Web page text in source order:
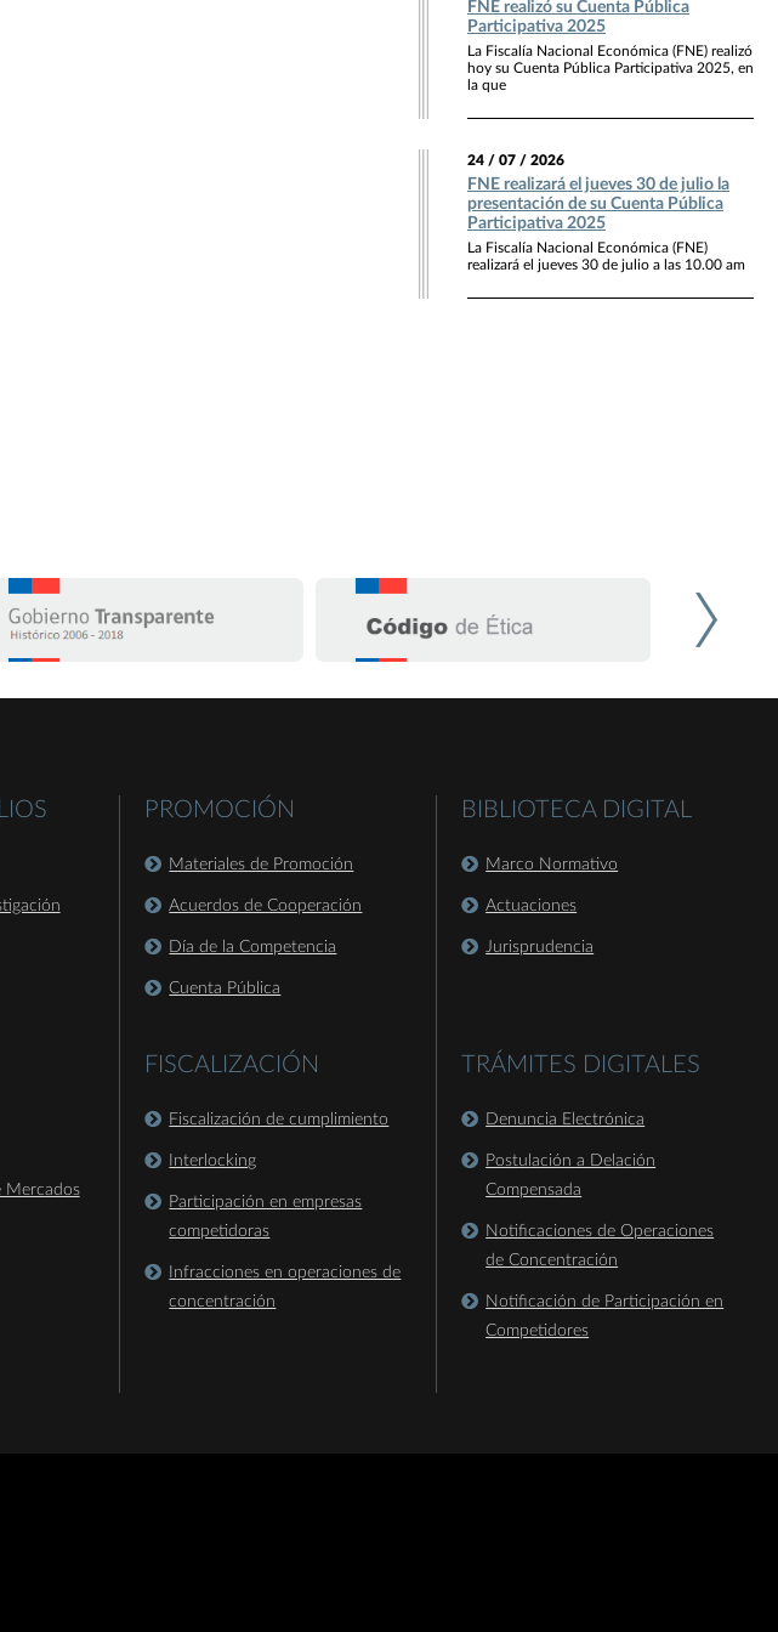
FNE realizó su Cuenta Pública
Participativa 2025
La Fiscalía Nacional Económica (FNE) realizó
hoy su Cuenta Pública Participativa 2025, en
la que
24 / 07 / 2026
FNE realizará el jueves 30 de julio la
presentación de su Cuenta Pública
Participativa 2025
La Fiscalía Nacional Económica (FNE)
realizará el jueves 30 de julio a las 10.00 am
Mercados
PROMOCIÓN
Materiales de Promoción
Acuerdos de Cooperación
Día de la Competencia
Cuenta Pública
FISCALIZACIÓN
Fiscalización de cumplimiento
Interlocking
Participación en empresas
competidoras
Infracciones en operaciones de
concentración
BIBLIOTECA DIGITAL
Marco Normativo
Actuaciones
Jurisprudencia
TRÁMITES DIGITALES
Denuncia Electrónica
Postulación a Delación
Compensada
Notificaciones de Operaciones
de Concentración
Notificación de Participación en
Competidores